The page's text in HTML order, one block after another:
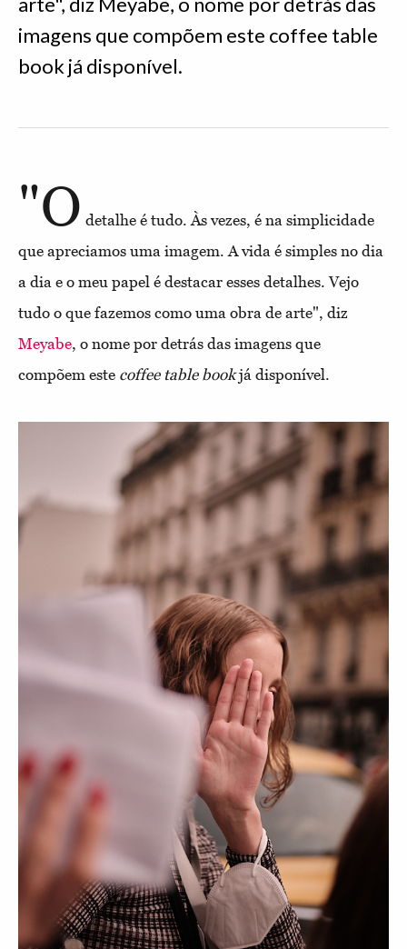
imagens que compõem este coffee table
book já disponível.
"O detalhe é tudo. Às vezes, é na simplicidade
que apreciamos uma imagem. A vida é simples no dia
a dia e o meu papel é destacar esses detalhes. Vejo
tudo o que fazemos como uma obra de arte", diz
Meyabe, o nome por detrás das imagens que
compõem este coffee table bookjá disponível.